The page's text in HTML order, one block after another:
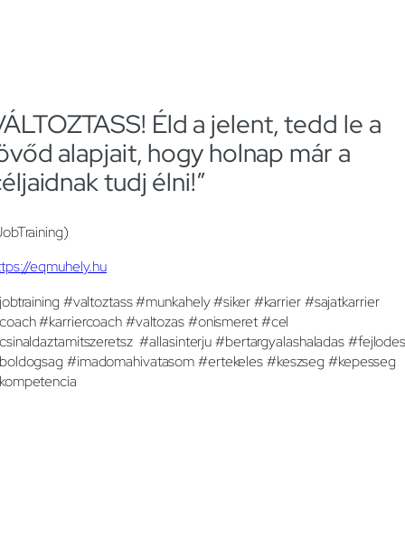
Éld a jelent, tedd le a
alapjait, hogy holnap már a
tudj élni!”
eqmuhely.hu
#valtoztass #munkahely #siker #karrier #sajatkarrier
#karriercoach #valtozas #onismeret #cel
#allasinterju #bertargyalashaladas
#imadomahivatasom #ertekeles #keszseg #kepesseg